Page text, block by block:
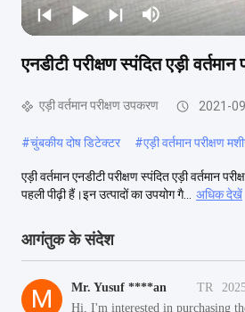
एनडीटी परीक्षण स्पंदित एड़ी
एड़ी वर्तमान परीक्षण उपकरण 2021-
#चुंबकीय दोष डिटेक्टर #एड़ी वर्तमान परीक्षण
एड़ी वर्तमान एनडीटी परीक्षण स्पंदित एड़ी वर्तमान
पहली पीढ़ी हैं।इन उत्पादों का उपयोग गै...
अधिक देखें
आगंतुक के संदेश
M Mr. Yusuf ****an TR
Hi, I'm interested in purchasing